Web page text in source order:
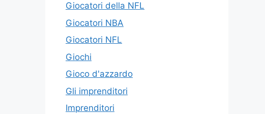
Giocatori della NFL
Giocatori NBA
Giocatori NFL
Giochi
Gioco d'azzardo
Gli imprenditori
Imprenditori